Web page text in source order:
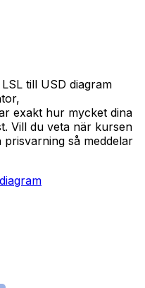
till USD diagram
exakt hur mycket dina
Vill du veta när kursen
så meddelar